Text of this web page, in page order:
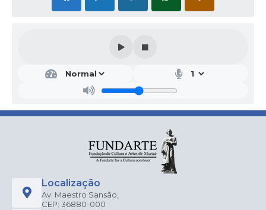
Localização
Av. Maestro Sansão,
CEP: 36880-000